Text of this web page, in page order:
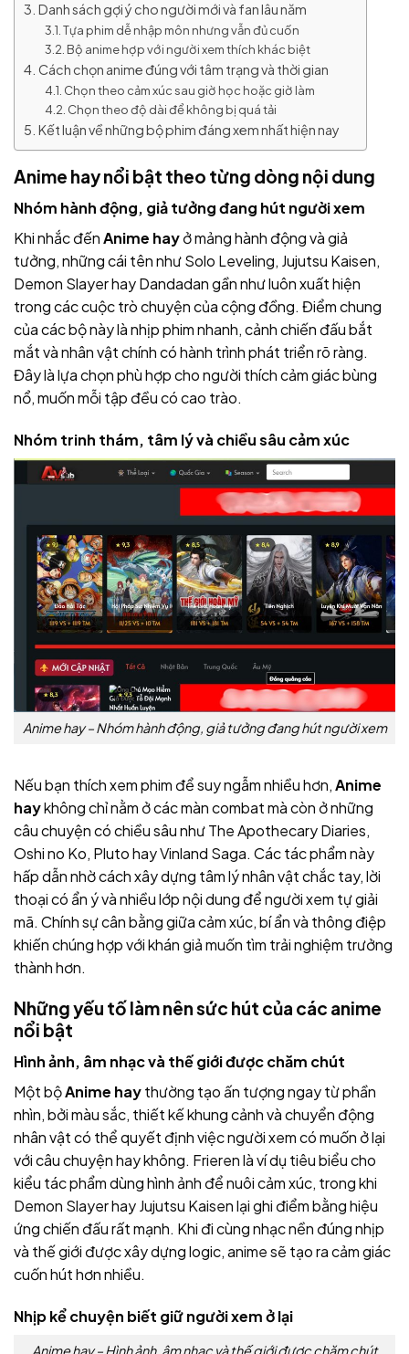
Danh sách gợi ý cho người mới và fan lâu năm
Tựa phim dễ nhập môn nhưng vẫn đủ cuốn
Bộ anime hợp với người xem thích khác biệt
Cách chọn anime đúng với tâm trạng và thời gian
Chọn theo cảm xúc sau giờ học hoặc giờ làm
Chọn theo độ dài để không bị quá tải
Kết luận về những bộ phim đáng xem nhất hiện nay
Anime hay nổi bật theo từng dòng nội dung
Nhóm hành động, giả tưởng đang hút người xem
Khi nhắc đếnAnime hayở mảng hành động và giả
tưởng, những cái tên như Solo Leveling, Jujutsu Kaisen,
Demon Slayer hay Dandadan gần như luôn xuất hiện
trong các cuộc trò chuyện của cộng đồng. Điểm chung
của các bộ này là nhịp phim nhanh, cảnh chiến đấu bắt
mắt và nhân vật chính có hành trình phát triển rõ ràng.
Đây là lựa chọn phù hợp cho người thích cảm giác bùng
nổ, muốn mỗi tập đều có cao trào.
Nhóm trinh thám, tâm lý và chiều sâu cảm xúc
Anime hay – Nhóm hành động, giả tưởng đang hút người xem
Nếu bạn thích xem phim để suy ngẫm nhiều hơn,Anime
haykhông chỉ nằm ở các màn combat mà còn ở những
câu chuyện có chiều sâu như The Apothecary Diaries,
Oshi no Ko, Pluto hay Vinland Saga. Các tác phẩm này
hấp dẫn nhờ cách xây dựng tâm lý nhân vật chắc tay, lời
thoại có ẩn ý và nhiều lớp nội dung để người xem tự giải
mã. Chính sự cân bằng giữa cảm xúc, bí ẩn và thông điệp
khiến chúng hợp với khán giả muốn tìm trải nghiệm trưởng
thành hơn.
Những yếu tố làm nên sức hút của các anime
nổi bật
Hình ảnh, âm nhạc và thế giới được chăm chút
Một bộAnime haythường tạo ấn tượng ngay từ phần
nhìn, bởi màu sắc, thiết kế khung cảnh và chuyển động
nhân vật có thể quyết định việc người xem có muốn ở lại
với câu chuyện hay không. Frieren là ví dụ tiêu biểu cho
kiểu tác phẩm dùng hình ảnh để nuôi cảm xúc, trong khi
Demon Slayer hay Jujutsu Kaisen lại ghi điểm bằng hiệu
ứng chiến đấu rất mạnh. Khi đi cùng nhạc nền đúng nhịp
và thế giới được xây dựng logic, anime sẽ tạo ra cảm giác
cuốn hút hơn nhiều.
Nhịp kể chuyện biết giữ người xem ở lại
Anime hay – Hình ảnh, âm nhạc và thế giới được chăm chút